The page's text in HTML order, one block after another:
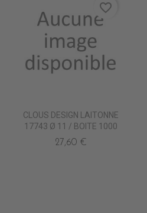
CLOUS DESIGN LAITONNE
17743 Ø 11 / BOITE 1000
27,60 €
favorite_border